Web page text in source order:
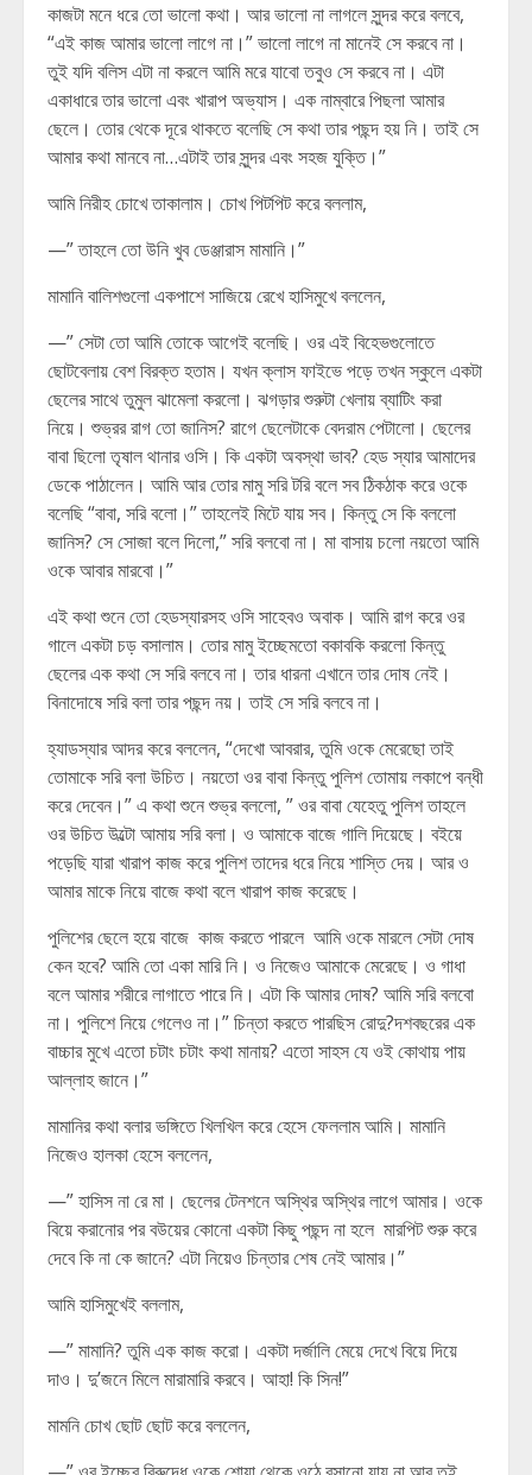
কাজটা মনে ধরে তো ভালো কথা। আর ভালো না লাগলে সুন্দর করে বলবে,
“এই কাজ আমার ভালো লাগে না।” ভালো লাগে না মানেই সে করবে না।
তুই যদি বলিস এটা না করলে আমি মরে যাবো তবুও সে করবে না। এটা
একাধারে তার ভালো এবং খারাপ অভ্যাস। এক নাম্বারে পিছলা আমার
ছেলে। তোর থেকে দূরে থাকতে বলেছি সে কথা তার পছন্দ হয় নি। তাই সে
আমার কথা মানবে না…এটাই তার সুন্দর এবং সহজ যুক্তি।”
আমি নিরীহ চোখে তাকালাম। চোখ পিটপিট করে বললাম,
—” তাহলে তো উনি খুব ডেঞ্জারাস মামানি।”
মামানি বালিশগুলো একপাশে সাজিয়ে রেখে হাসিমুখে বললেন,
—” সেটা তো আমি তোকে আগেই বলেছি। ওর এই বিহেভগুলোতে
ছোটবেলায় বেশ বিরক্ত হতাম। যখন ক্লাস ফাইভে পড়ে তখন স্কুলে একটা
ছেলের সাথে তুমুল ঝামেলা করলো। ঝগড়ার শুরুটা খেলায় ব্যাটিং করা
নিয়ে। শুভ্রর রাগ তো জানিস? রাগে ছেলেটাকে বেদরাম পেটালো। ছেলের
বাবা ছিলো তৃষাল থানার ওসি। কি একটা অবস্থা ভাব? হেড স্যার আমাদের
ডেকে পাঠালেন। আমি আর তোর মামু সরি টরি বলে সব ঠিকঠাক করে ওকে
বলেছি “বাবা, সরি বলো।” তাহলেই মিটে যায় সব। কিন্তু সে কি বললো
জানিস? সে সোজা বলে দিলো,” সরি বলবো না। মা বাসায় চলো নয়তো আমি
ওকে আবার মারবো।”
এই কথা শুনে তো হেডস্যারসহ ওসি সাহেবও অবাক। আমি রাগ করে ওর
গালে একটা চড় বসালাম। তোর মামু ইচ্ছেমতো বকাবকি করলো কিন্তু
ছেলের এক কথা সে সরি বলবে না। তার ধারনা এখানে তার দোষ নেই।
বিনাদোষে সরি বলা তার পছন্দ নয়। তাই সে সরি বলবে না।
হ্যাডস্যার আদর করে বললেন, “দেখো আবরার, তুমি ওকে মেরেছো তাই
তোমাকে সরি বলা উচিত। নয়তো ওর বাবা কিন্তু পুলিশ তোমায় লকাপে বন্ধী
করে দেবেন।” এ কথা শুনে শুভ্র বললো, ” ওর বাবা যেহেতু পুলিশ তাহলে
ওর উচিত উল্টো আমায় সরি বলা। ও আমাকে বাজে গালি দিয়েছে। বইয়ে
পড়েছি যারা খারাপ কাজ করে পুলিশ তাদের ধরে নিয়ে শাস্তি দেয়। আর ও
আমার মাকে নিয়ে বাজে কথা বলে খারাপ কাজ করেছে।
পুলিশের ছেলে হয়ে বাজে কাজ করতে পারলে আমি ওকে মারলে সেটা দোষ
কেন হবে? আমি তো একা মারি নি। ও নিজেও আমাকে মেরেছে। ও গাধা
বলে আমার শরীরে লাগাতে পারে নি। এটা কি আমার দোষ? আমি সরি বলবো
না। পুলিশে নিয়ে গেলেও না।” চিন্তা করতে পারছিস রোদু?দশবছরের এক
বাচ্চার মুখে এতো চটাং চটাং কথা মানায়? এতো সাহস যে ওই কোথায় পায়
আল্লাহ জানে।”
মামানির কথা বলার ভঙ্গিতে খিলখিল করে হেসে ফেললাম আমি। মামানি
নিজেও হালকা হেসে বললেন,
—” হাসিস না রে মা। ছেলের টেনশনে অস্থির অস্থির লাগে আমার। ওকে
বিয়ে করানোর পর বউয়ের কোনো একটা কিছু পছন্দ না হলে মারপিট শুরু করে
দেবে কি না কে জানে? এটা নিয়েও চিন্তার শেষ নেই আমার।”
আমি হাসিমুখেই বললাম,
—” মামানি? তুমি এক কাজ করো। একটা দর্জালি মেয়ে দেখে বিয়ে দিয়ে
দাও। দু’জনে মিলে মারামারি করবে। আহা! কি সিন!”
মামনি চোখ ছোট ছোট করে বললেন,